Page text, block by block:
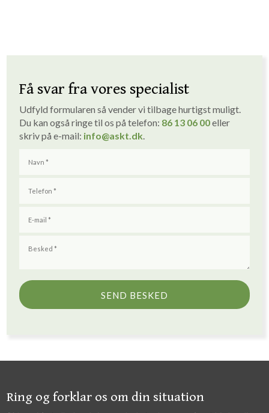
Få svar fra vores specialist
Udfyld formularen så vender vi tilbage hurtigst muligt. ​
Du kan også ringe til os på telefon: 86 13 06 00eller
skriv på e-mail: info@askt.dk​.
​​Ring og forklar os om din situation